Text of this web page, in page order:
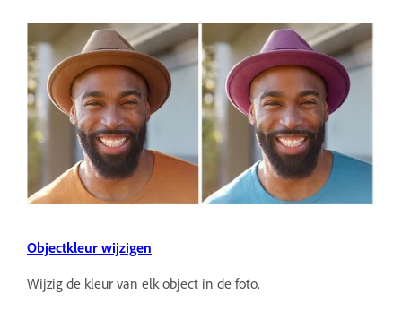
Objectkleur wijzigen
Wijzig de kleur van elk object in de foto.